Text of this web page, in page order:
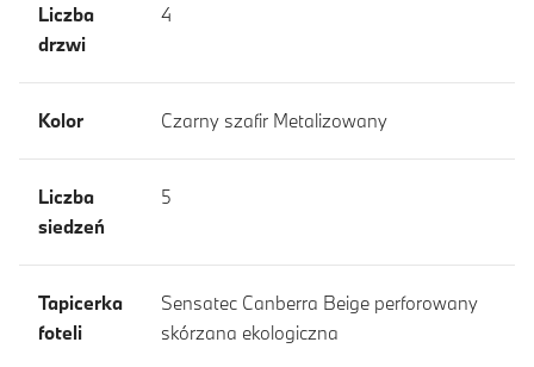
Liczba
drzwi
4
Kolor Czarny szafir Metalizowany
Liczba
siedzeń
5
Tapicerka
foteli
Sensatec Canberra Beige perforowany
skórzana ekologiczna